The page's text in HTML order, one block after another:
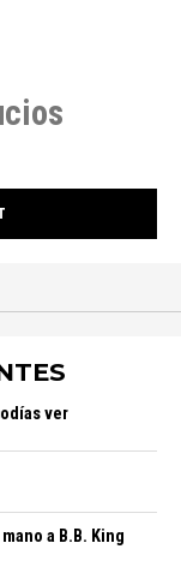
ver
a B.B. King